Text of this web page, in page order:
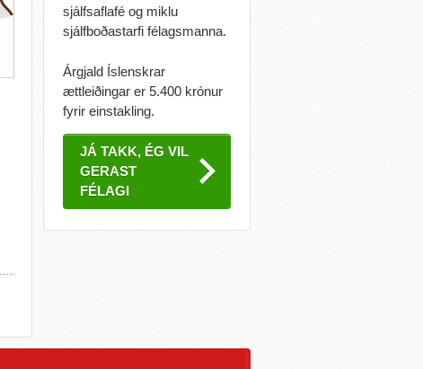
sjálfsaflafé og miklu
sjálfboðastarfi félagsmanna.
Árgjald Íslenskrar
ættleiðingar er 5.400 krónur
fyrir einstakling.
JÁ TAKK, ÉG VIL
GERAST
FÉLAGI